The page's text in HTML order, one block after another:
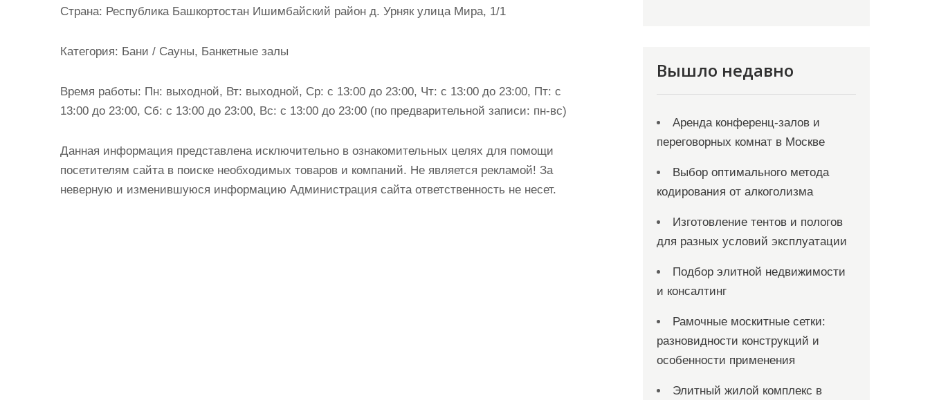
Страна: Республика Башкортостан Ишимбайский район д. Урняк улица Мира, 1/1
Категория: Бани / Сауны, Банкетные залы
Время работы: Пн: выходной, Вт: выходной, Ср: с 13:00 до 23:00, Чт: с 13:00 до 23:00, Пт: с
13:00 до 23:00, Сб: с 13:00 до 23:00, Вс: с 13:00 до 23:00 (по предварительной записи: пн-вс)
Данная информация представлена исключительно в ознакомительных целях для помощи
посетителям сайта в поиске необходимых товаров и компаний. Не является рекламой! За
неверную и изменившуюся информацию Администрация сайта ответственность не несет.
Вышло недавно
Аренда конференц-залов и
переговорных комнат в Москве
Выбор оптимального метода
кодирования от алкоголизма
Изготовление тентов и пологов
для разных условий эксплуатации
Подбор элитной недвижимости
и консалтинг
Рамочные москитные сетки:
разновидности конструкций и
особенности применения
Элитный жилой комплекс в